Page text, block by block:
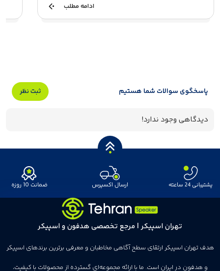
ادامه مطلب
پاسخگوی سوالات شما هستیم ثبت نظر
دیدگاهی وجود ندارد!
پشتیبانی 24 ساعته ارسال اکسپرس ضمانت 10 روزه
تهران اسپیکر | مرجع تخصصی هدفون و اسپیکر
هدف تهران اسپیکر ارتقای سطح آگاهی مخاطبان و معرفی برترین برندهای اسپیکر
و هدفون در ایران است. ما با ارائه مجموعه‌ای گسترده از محصولات با کیفیت،